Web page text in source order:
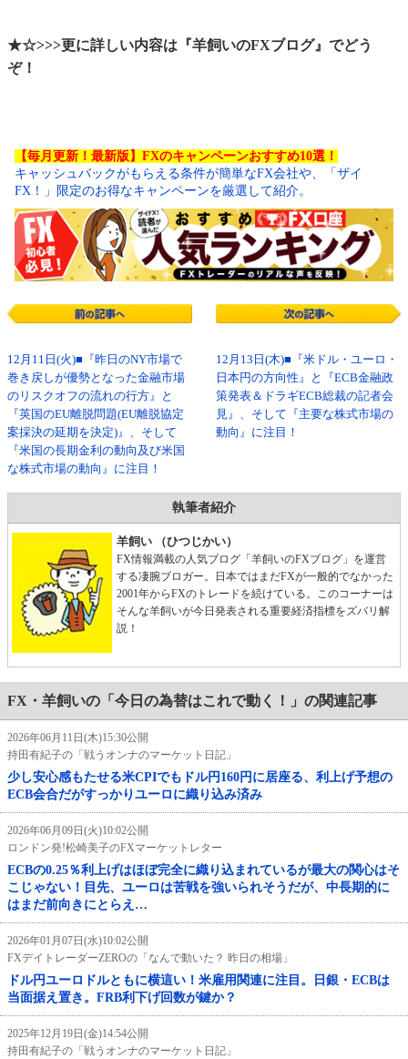
★☆>>>更に詳しい内容は『羊飼いのFXブログ』でどう
ぞ！
【毎月更新！最新版】FXのキャンペーンおすすめ10選！
キャッシュバックがもらえる条件が簡単なFX会社や、「ザイ
FX！」限定のお得なキャンペーンを厳選して紹介。
12月11日(火)■『昨日のNY市場で
巻き戻しが優勢となった金融市場
のリスクオフの流れの行方』と
『英国のEU離脱問題(EU離脱協定
案採決の延期を決定)』、そして
『米国の長期金利の動向及び米国
な株式市場の動向』に注目！
12月13日(木)■『米ドル・ユーロ・
日本円の方向性』と『ECB金融政
策発表＆ドラギECB総裁の記者会
見』、そして『主要な株式市場の
動向』に注目！
執筆者紹介
羊飼い （ひつじかい）
FX情報満載の人気ブログ「羊飼いのFXブログ」を運営
する凄腕ブロガー。日本ではまだFXが一般的でなかった
2001年からFXのトレードを続けている。このコーナーは
そんな羊飼いが今日発表される重要経済指標をズバリ解
説！
FX・羊飼いの「今日の為替はこれで動く！」の関連記事
2026年06月11日(木)15:30公開
持田有紀子の「戦うオンナのマーケット日記」
少し安心感もたせる米CPIでもドル円160円に居座る、利上げ予想の
ECB会合だがすっかりユーロに織り込み済み
2026年06月09日(火)10:02公開
ロンドン発!松崎美子のFXマーケットレター
ECBの0.25％利上げはほぼ完全に織り込まれているが最大の関心はそ
こじゃない！目先、ユーロは苦戦を強いられそうだが、中長期的に
はまだ前向きにとらえ…
2026年01月07日(水)10:02公開
FXデイトレーダーZEROの「なんで動いた？ 昨日の相場」
ドル円ユーロドルともに横這い！米雇用関連に注目。日銀・ECBは
当面据え置き。FRB利下げ回数が鍵か？
2025年12月19日(金)14:54公開
持田有紀子の「戦うオンナのマーケット日記」